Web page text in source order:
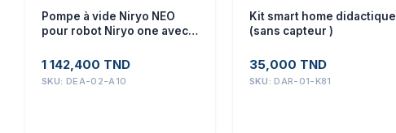
Pompe à vide Niryo NEO
pour robot Niryo one avec
diamètre de la ventouse 20
mm avec tous les
accessoires nécessaires
1 142,400 TND
SKU: DEA-02-A10
Kit smart home didactique
(sans capteur )
35,000 TND
SKU: DAR-01-K81